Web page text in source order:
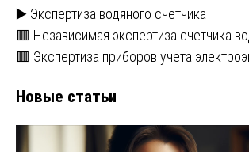
▶️ Экспертиза водяного счетчика
🟥 Независимая экспертиза счетчика
🟥 Экспертиза приборов учета
Новые статьи